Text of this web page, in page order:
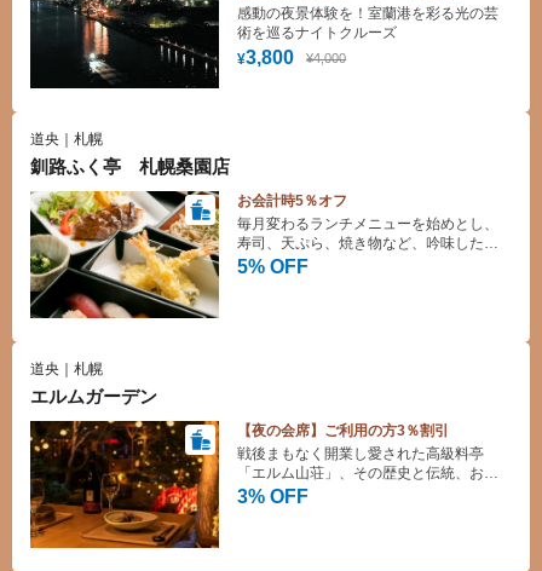
ン
¥3,800 ¥4,000
感動の夜景体験を！室蘭港を彩る光の芸
術を巡るナイトクルーズ
道央｜札幌
釧路ふく亭 札幌桑園店
お会計時5％オフ
5% OFF
毎月変わるランチメニューを始めとし、
寿司、天ぷら、焼き物など、吟味した素
材をバラエティーあふれるセットメニュ
道央｜札幌
エルムガーデン
【夜の会席】ご利用の方3％割引
3% OFF
戦後まもなく開業し愛された高級料亭
「エルム山荘」、その歴史と伝統、おも
てなしを継承したエルムガーデンで非日